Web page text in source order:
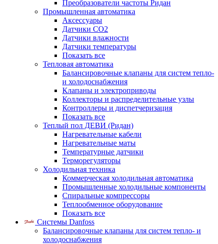
Преобразователи частоты Ридан
Промышленная автоматика
Аксессуары
Датчики CO2
Датчики влажности
Датчики температуры
Показать все
Тепловая автоматика
Балансировочные клапаны для систем тепло-
и холодоснабжения
Клапаны и электроприводы
Коллекторы и распределительные узлы
Контроллеры и диспетчеризация
Показать все
Теплый пол ДЕВИ (Ридан)
Нагревательные кабели
Нагревательные маты
Температурные датчики
Терморегуляторы
Холодильная техника
Коммерческая холодильная автоматика
Промышленные холодильные компоненты
Спиральные компрессоры
Теплообменное оборудование
Показать все
Системы Danfoss
Балансировочные клапаны для систем тепло- и
холодоснабжения